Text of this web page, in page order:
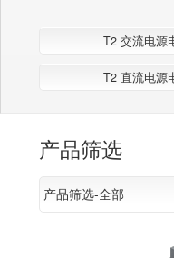
T2 交流电源
T2 直流电源
产品筛选